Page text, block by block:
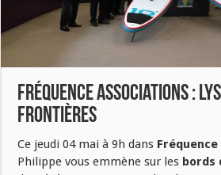
Fréquence Associations :
Frontières
Ce jeudi 04 mai à 9h dans
Philippe vous emmène sur les bords